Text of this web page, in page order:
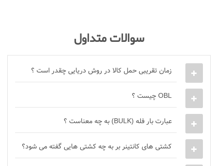
سوالات متداول
زمان تقریبی حمل کالا در روش دریایی چقدر است ؟
OBL چیست ؟
عبارت بار فله (BULK) به چه معناست ؟
کشتی های کانتینر بر به چه کشتی هایی گفته می شود؟